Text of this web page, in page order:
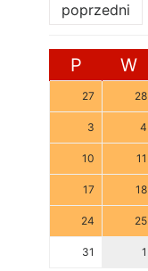
poprzedni
P W
27 28
3 4
10 11
17 18
24 25
31 1